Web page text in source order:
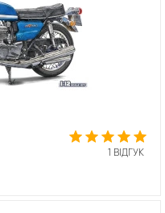
1 ВІДГУК